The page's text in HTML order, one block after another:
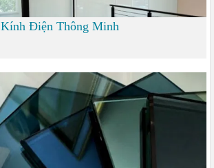
Kính Điện Thông Minh
0 đ